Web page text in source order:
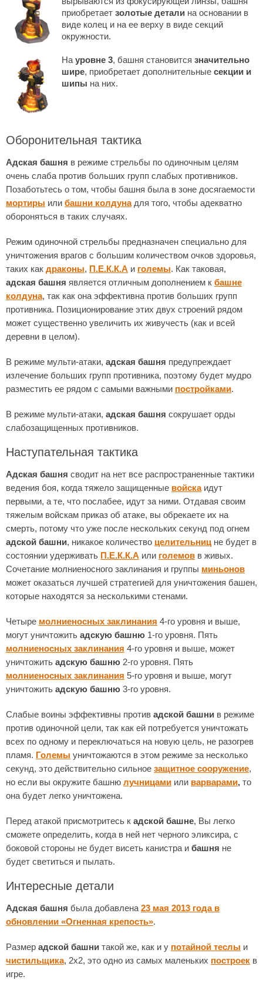
приобретает золотые детали на основании в
виде колец и на ее верху в виде секций
окружности.
На уровне 3, башня становится значительно
шире, приобретает дополнительные секции и
шипы на них.
Оборонительная тактика
Адская башня в режиме стрельбы по одиночным целям
очень слаба против больших групп слабых противников.
Позаботьтесь о том, чтобы башня была в зоне досягаемости
мортиры или башни колдунадля того, чтобы адекватно
обороняться в таких случаях.
Режим одиночной стрельбы предназначен специально для
уничтожения врагов с большим количеством очков здоровья,
таких как драконы, П.Е.К.К.А и големы. Как таковая,
адская башня является отличным дополнением к башне
колдуна, так как она эффективна против больших групп
противника. Позиционирование этих двух строений рядом
может существенно увеличить их живучесть (как и всей
деревни в целом).
В режиме мульти-атаки, адская башня предупреждает
излечение больших групп противника, поэтому будет мудро
разместить ее рядом с самыми важными постройками.
В режиме мульти-атаки, адская башня сокрушает орды
слабозащищенных противников.
Наступательная тактика
Адская башня сводит на нет все распространенные тактики
ведения боя, когда тяжело защищенные войскаидут
первыми, а те, что послабее, идут за ними. Отдавая своим
тяжелым войскам приказ об атаке, вы обрекаете их на
смерть, потому что уже после нескольких секунд под огнем
адской башни, никакое количество целительниц не будет в
состоянии удерживать П.Е.К.К.А или големов в живых.
Сочетание молниеносного заклинания и группы миньонов
может оказаться лучшей стратегией для уничтожения башен,
которые находятся за несколькими стенами.
Четыре молниеносных заклинания 4-го уровня и выше,
могут уничтожить адскую башню 1-го уровня. Пять
молниеносных заклинания 4-го уровня и выше, может
уничтожить адскую башню 2-го уровня. Пять
молниеносных заклинания 5-го уровня и выше, могут
уничтожить адскую башню 3-го уровня.
Слабые воины эффективны против адской башни в режиме
против одиночной цели, так как ей потребуется уничтожать
всех по одному и переключаться на новую цель, не разогрев
пламя. Големы уничтожаются в этом режиме за несколько
секунд, это действительно сильное защитное сооружение,
но если вы окружите башню лучницами или варварами, то
она будет легко уничтожена.
Перед атакой присмотритесь к адской башне, Вы легко
сможете определить, когда в ней нет черного эликсира, с
боковой стороны не будет висеть канистра и башня не
будет светиться и пылать.
Интересные детали
Адская башня была добавлена 23 мая 2013 года в
обновлении «Огненная крепость».
Размер адской башни такой же, как и у потайной теслы и
чистильщика, 2х2, это одно из самых маленьких построек в
игре.